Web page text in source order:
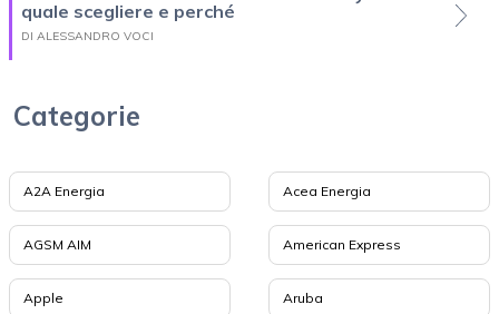
quale scegliere e perché
DI ALESSANDRO VOCI
Categorie
A2A Energia Acea Energia
AGSM AIM American Express
Apple Aruba